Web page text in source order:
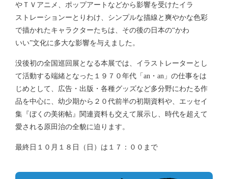
やＴＶアニメ、ポップアートなどから影響を受けたイラ
ストレーションーとりわけ、シンプルな描線と爽やかな色彩
で描かれたキャラクターたちは、その後の日本の“かわ
いい”文化に多大な影響を与えました。
没後初の全国巡回展となる本展では、イラストレーターとし
て活動する端緒となった１９７０年代「an・an」の仕事をは
じめとして、広告・出版・各種グッズなど多分野にわたる作
品を中心に、幼少期から２０代前半の初期資料や、エッセイ
集『ぼくの美術帖』関連資料も交えて展示し、時代を超えて
愛される原田治の全貌に迫ります。
最終日１０月１８日（日）は１７：００まで